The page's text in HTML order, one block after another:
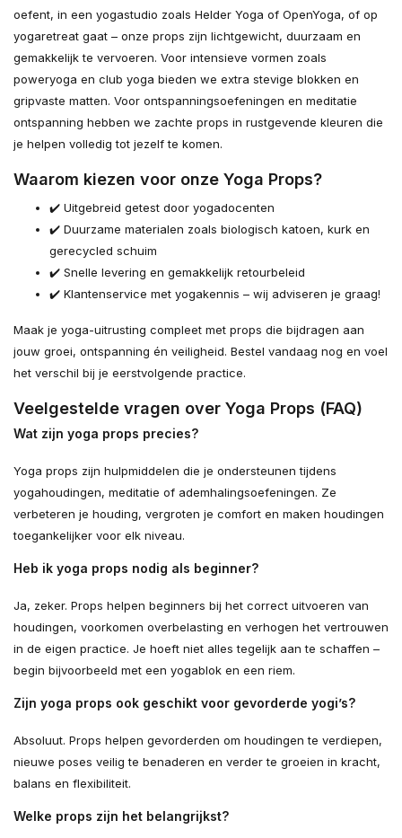
oefent, in een yogastudio zoals Helder Yoga of OpenYoga, of op
yogaretreat gaat – onze props zijn lichtgewicht, duurzaam en
gemakkelijk te vervoeren. Voor intensieve vormen zoals
poweryoga en club yoga bieden we extra stevige blokken en
gripvaste matten. Voor ontspanningsoefeningen en meditatie
ontspanning hebben we zachte props in rustgevende kleuren die
je helpen volledig tot jezelf te komen.
Waarom kiezen voor onze Yoga Props?
✔️ Uitgebreid getest door yogadocenten
✔️ Duurzame materialen zoals biologisch katoen, kurk en
gerecycled schuim
✔️ Snelle levering en gemakkelijk retourbeleid
✔️ Klantenservice met yogakennis – wij adviseren je graag!
Maak je yoga-uitrusting compleet met props die bijdragen aan
jouw groei, ontspanning én veiligheid. Bestel vandaag nog en voel
het verschil bij je eerstvolgende practice.
Veelgestelde vragen over Yoga Props (FAQ)
Wat zijn yoga props precies?
Yoga props zijn hulpmiddelen die je ondersteunen tijdens
yogahoudingen, meditatie of ademhalingsoefeningen. Ze
verbeteren je houding, vergroten je comfort en maken houdingen
toegankelijker voor elk niveau.
Heb ik yoga props nodig als beginner?
Ja, zeker. Props helpen beginners bij het correct uitvoeren van
houdingen, voorkomen overbelasting en verhogen het vertrouwen
in de eigen practice. Je hoeft niet alles tegelijk aan te schaffen –
begin bijvoorbeeld met een yogablok en een riem.
Zijn yoga props ook geschikt voor gevorderde yogi’s?
Absoluut. Props helpen gevorderden om houdingen te verdiepen,
nieuwe poses veilig te benaderen en verder te groeien in kracht,
balans en flexibiliteit.
Welke props zijn het belangrijkst?